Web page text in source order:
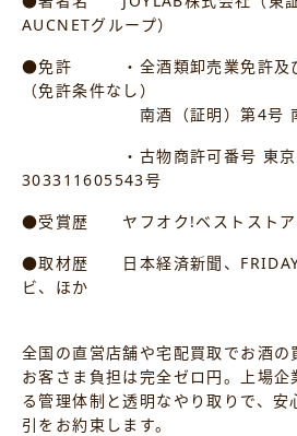
AUCNETグループ）
●免許 ・全酒類卸売業免許及び
（免許条件なし）
南酒（証明）第4号 南
・古物商許可番号 東京都
303311605543号
●受賞歴 ヤフオク!ベストストア
●取材歴 日本経済新聞、FRIDAY
ビ、ほか
全国の直営店舗や宅配買取でお酒の
お客さま負担は完全ゼロ円。上場企
る管理体制と透明なやり取りで、安
引をお約束します。